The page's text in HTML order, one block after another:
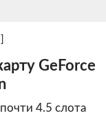
GeForce
4.5 слота